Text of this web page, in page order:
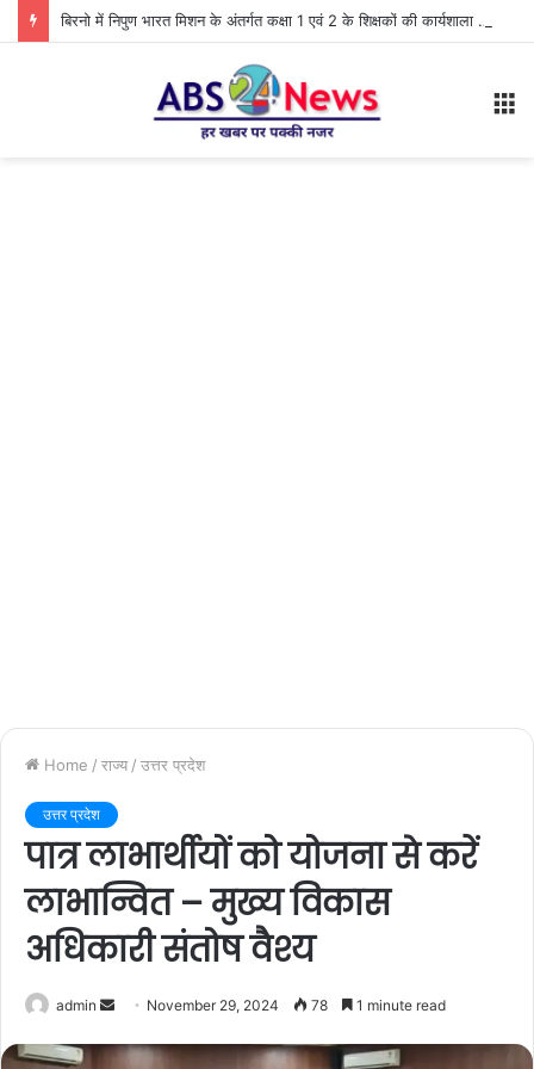
बिरनो में निपुण भारत मिशन के अंतर्गत कक्षा 1 एवं 2 के शिक्षकों की कार्यशाला आयोजित
Home / राज्य / उत्तर प्रदेश
उत्तर प्रदेश
पात्र लाभार्थीयों को योजना से करें
लाभान्वित – मुख्य विकास
अधिकारी संतोष वैश्य
admin November 29, 2024 78 1 minute read